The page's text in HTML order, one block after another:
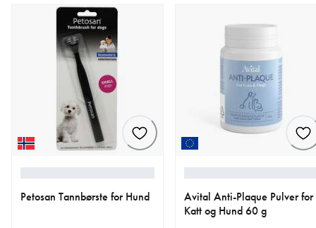
Petosan Tannbørste for Hund
Avital Anti-Plaque Pulver for
Katt og Hund 60 g